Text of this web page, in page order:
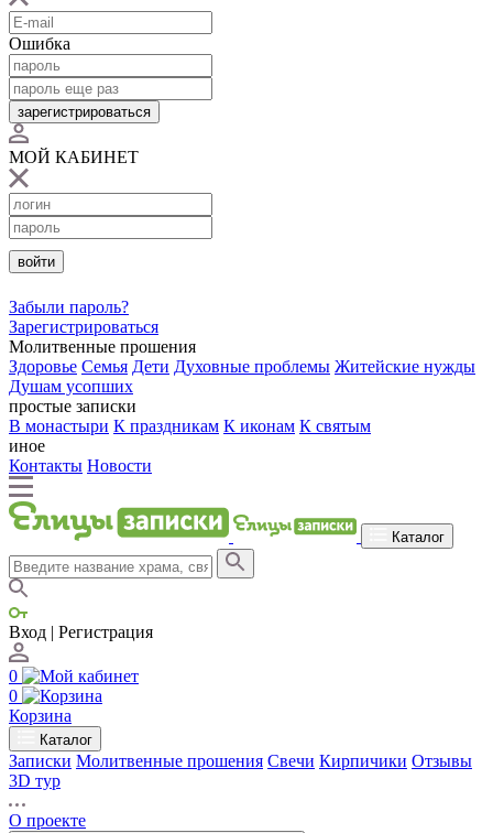
Ошибка
зарегистрироваться
МОЙ КАБИНЕТ
войти
Забыли пароль?
Зарегистрироваться
Молитвенные прошения
Здоровье Семья Дети Духовные проблемы Житейские нужды
Душам усопших
простые записки
В монастыри К праздникам К иконам К святым
иное
Контакты Новости
Каталог
Вход | Регистрация
0
0
Корзина
Каталог
Записки Молитвенные прошения Свечи Кирпичики Отзывы
3D тур
О проекте